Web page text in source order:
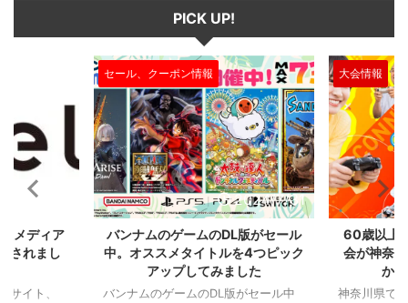
ンエディション』のチームリーグ
戦で、日本一の座をかけて戦 ...
い時間）が発生します。 この硬
直が起きている間に、相手の硬直
が解けるよりも早く、技を繰り出
し ...
PICK UP!
2024/7/31
のDL版がセール
トルを4つピック
DL版がセール中
大会情報
2024/7/31
60歳以上が対象のeスポーツの大
会が神奈川で開催。ゲストはまさ
かの蝶野正洋！！！
神奈川県でシニアeスポーツ大会が開
セー
『
『